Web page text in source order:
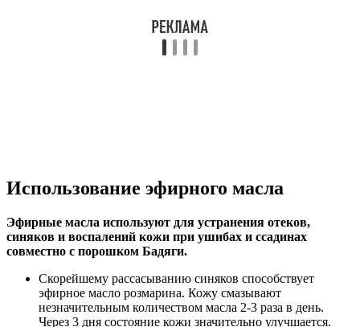
Использование эфирного масла
Эфирные масла используют для устранения отеков,
синяков и воспалений кожи при ушибах и ссадинах
совместно с порошком Бадяги.
Скорейшему рассасыванию синяков способствует
эфирное масло розмарина. Кожу смазывают
незначительным количеством масла 2-3 раза в день.
Через 3 дня состояние кожи значительно улучшается.